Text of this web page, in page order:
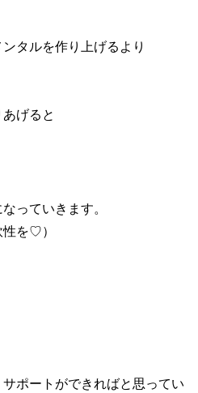
タルを作り上げるより
げると
っていきます。
性を♡）
サポートができればと思ってい